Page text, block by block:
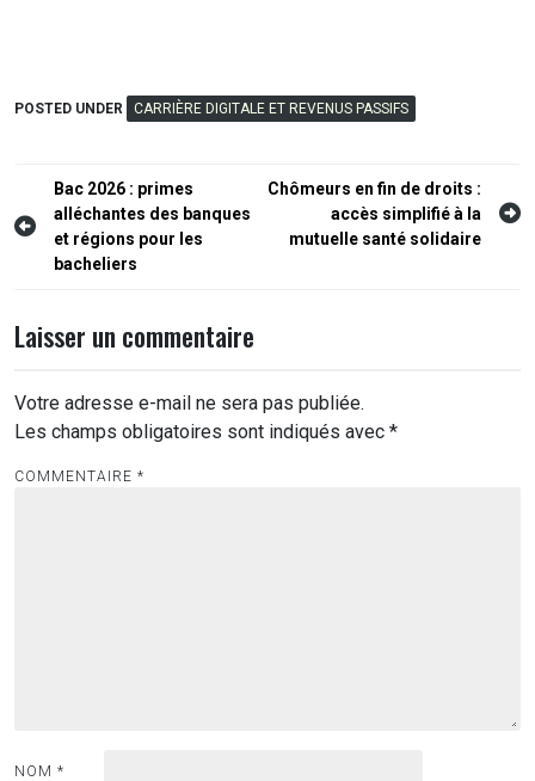
POSTED UNDER CARRIÈRE DIGITALE ET REVENUS PASSIFS
Navigation
de
l’article
Bac 2026 : primes
alléchantes des banques
et régions pour les
bacheliers
Chômeurs en fin de droits :
accès simplifié à la
mutuelle santé solidaire
Laisser un commentaire
Votre adresse e-mail ne sera pas publiée.
Les champs obligatoires sont indiqués avec *
COMMENTAIRE *
NOM *